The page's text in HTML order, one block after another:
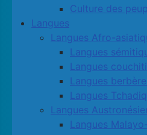
Culture des
Langues
Langues Afro-
Langues
Langues
Langues
Langues
Langues
Langues